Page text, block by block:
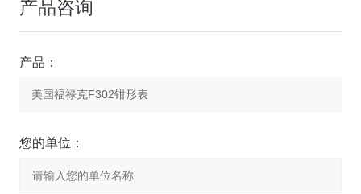
产品咨询
产品：
您的单位：